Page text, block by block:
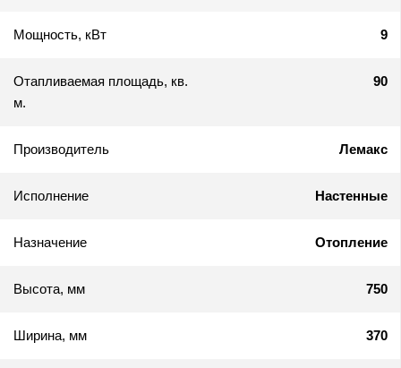
Мощность, кВт 9
Отапливаемая площадь, кв.
м.
90
Производитель Лемакс
Исполнение Настенные
Назначение Отопление
Высота, мм 750
Ширина, мм 370